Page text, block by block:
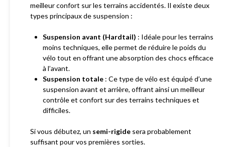
meilleur confort sur les terrains accidentés. Il existe deux
types principaux de suspension :
Suspension avant (Hardtail) : Idéale pour les terrains
moins techniques, elle permet de réduire le poids du
vélo tout en offrant une absorption des chocs efficace
à l’avant.
Suspension totale : Ce type de vélo est équipé d’une
suspension avant et arrière, offrant ainsi un meilleur
contrôle et confort sur des terrains techniques et
difficiles.
Si vous débutez, un semi-rigide sera probablement
suffisant pour vos premières sorties.